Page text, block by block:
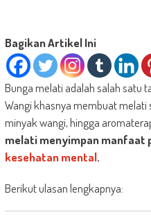
Bagikan Artikel Ini
Bunga melati adalah salah satu
Wangi khasnya membuat melati
minyak wangi, hingga
melati menyimpan manfaat
kesehatan mental.
Berikut ulasan lengkapnya: